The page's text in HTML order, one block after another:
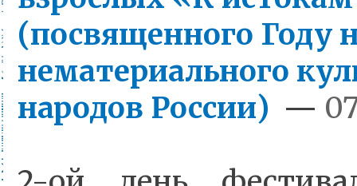
(посвященного Году
нематериального
народов России) —